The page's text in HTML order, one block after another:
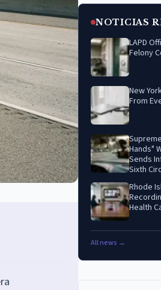
NOTICIAS
LAPD
Felony
New
From
Hands"
Sends
Sixth
Rhode
Health
All news →